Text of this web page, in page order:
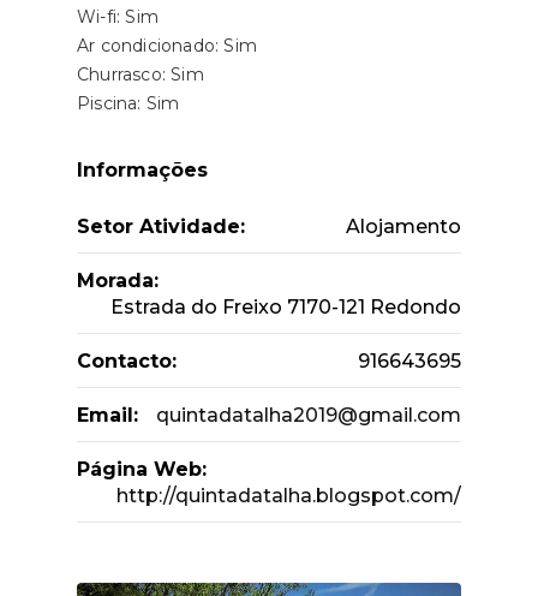
Wi-fi: Sim
Ar condicionado: Sim
Churrasco: Sim
Piscina: Sim
Informações
Setor Atividade: Alojamento
Morada:
Estrada do Freixo 7170-121 Redondo
Contacto: 916643695
Email: quintadatalha2019@gmail.com
Página Web:
http://quintadatalha.blogspot.com/